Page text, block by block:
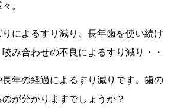
。
によるすり減り、長年歯を使い続け
み合わせの不良によるすり減り・・
年の経過によるすり減りです。歯の
が分かりますでしょうか？